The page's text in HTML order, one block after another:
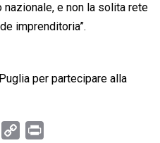
e non la solita rete
imprenditoria”.
per partecipare alla